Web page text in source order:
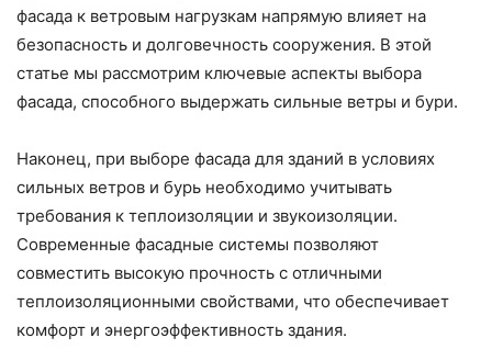
фасада к ветровым нагрузкам напрямую влияет на
безопасность и долговечность сооружения. В этой
статье мы рассмотрим ключевые аспекты выбора
фасада, способного выдержать сильные ветры и бури.
Наконец, при выборе фасада для зданий в условиях
сильных ветров и бурь необходимо учитывать
требования к теплоизоляции и звукоизоляции.
Современные фасадные системы позволяют
совместить высокую прочность с отличными
теплоизоляционными свойствами, что обеспечивает
комфорт и энергоэффективность здания.